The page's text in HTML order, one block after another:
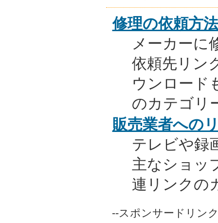
修理の依頼方法
メーカーに
依頼先リン
ウンロード
のカテゴリ
販売業者への
テレビや録
主なショッ
連リンクの
--スポンサードリン